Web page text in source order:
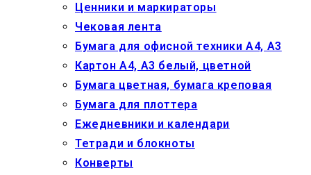
Ценники и маркираторы
Чековая лента
Бумага для офисной техники А4, А3
Картон А4, А3 белый, цветной
Бумага цветная, бумага креповая
Бумага для плоттера
Ежедневники и календари
Тетради и блокноты
Конверты